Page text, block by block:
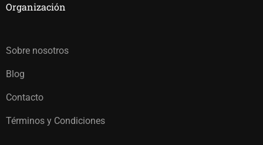
Organización
Sobre nosotros
Blog
Contacto
Términos y Condiciones